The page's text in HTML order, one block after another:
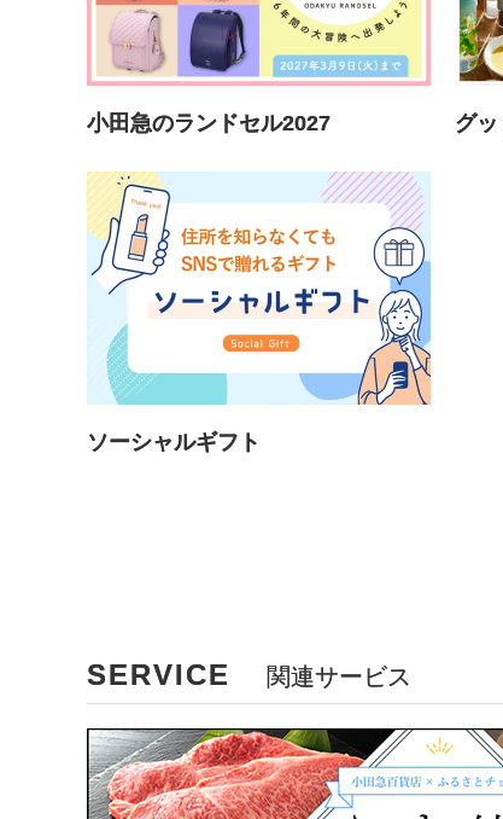
小田急のランドセル2027 グ
ソーシャルギフト
SERVICE 関連サービス